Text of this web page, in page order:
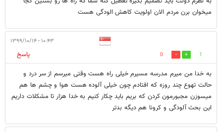
میخوان برن مردم الان اولویت کاهش الودگی هست
۱۰:۴۳ - ۱۳۹۹/۱۰/۱۴
1
0
پاسخ
به خدا من میرم مدرسه مسیرم خیلی راه هست وقتی میرسم از سر درد و
حالت تهوع چند روزه که افتادم چون خیلی آلوده هست هوا و چشم ها هم
میسوزن مجبورمون کردن که بریم باید چکار کنیم به خدا هزار تا مشکلات داریم
این بحث آلودگی و کرونا هم دیگه بدتر